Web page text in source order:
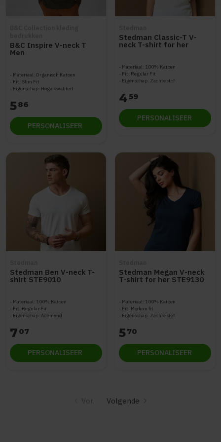
B&C Inspire V-neck T
Men
Materiaal: Organisch Katoen
Fit: Slim Fit
Eigenschap: Hoge kwaliteit
586
PERSONALISEER
Stedman Classic-T V-
neck T-shirt for her
Materiaal: 100% Katoen
Fit: Regular Fit
Eigenschap: Zachte stof
4 59
PERSONALISEER
Stedman Ben V-neck T-
shirt STE9010
Materiaal: 100% Katoen
Fit: Regular Fit
Eigenschap: Ademend
7 07
PERSONALISEER
Stedman Megan V-neck
T-shirt for her STE9130
Materiaal: 100% Katoen
Fit: Modern fit
Eigenschap: Zachte stof
570
PERSONALISEER
Vor. Volgende